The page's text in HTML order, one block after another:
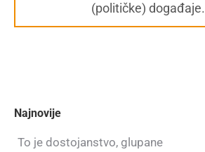
(političke) događaje.
Najnovije
To je dostojanstvo, glupane